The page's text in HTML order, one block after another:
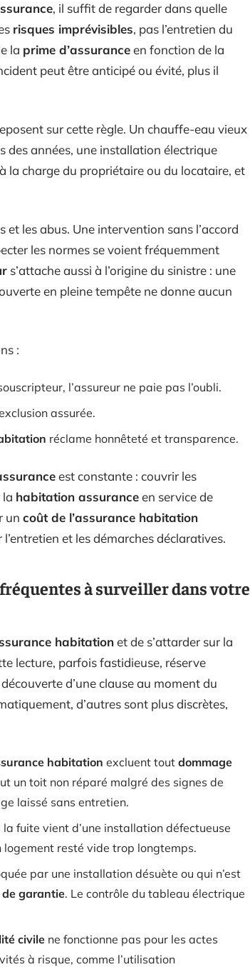
, il suffit de regarder dans quelle
risques imprévisibles, pas l’entretien du
la prime d’assuranceen fonction de la
peut être anticipé ou évité, plus il
sur cette règle. Un chauffe-eau vieux
des années, une installation électrique
la charge du propriétaire ou du locataire, et
les abus. Une intervention sans l’accord
les normes se voient fréquemment
s’attache aussi à l’origine du sinistre : une
en pleine tempête ne donne aucun
:
l’assureur ne paie pas l’oubli.
assurée.
réclame honnêteté et transparence.
est constante : couvrir les
la habitation assuranceen service de
un coût de l’assurance habitation
et les démarches déclaratives.
à surveiller dans votre
habitationet de s’attarder sur la
lecture, parfois fastidieuse, réserve
d’une clause au moment du
d’autres sont plus discrètes,
habitation excluent tout dommage
un toit non réparé malgré des signes de
laissé sans entretien.
fuite vient d’une installation défectueuse
logement resté vide trop longtemps.
par une installation désuète ou qui n’est
garantie. Le contrôle du tableau électrique
civile ne fonctionne pas pour les actes
à risque, comme l’utilisation